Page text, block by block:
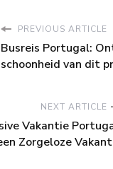
PREVIOUS ARTICLE
Busreis Portugal:
schoonheid van dit
NEXT ARTICLE
Vakantie
Zorgeloze